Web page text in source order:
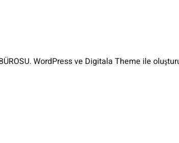
WordPress ve Digitala Theme ile